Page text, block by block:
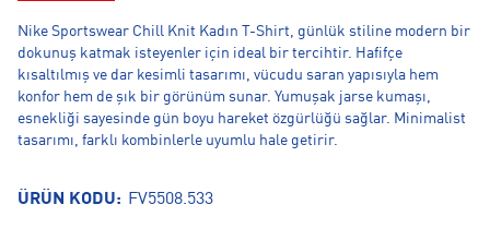
Nike Sportswear Chill Knit Kadın T-Shirt, günlük stiline modern bir
dokunuş katmak isteyenler için ideal bir tercihtir. Hafifçe
kısaltılmış ve dar kesimli tasarımı, vücudu saran yapısıyla hem
konfor hem de şık bir görünüm sunar. Yumuşak jarse kumaşı,
esnekliği sayesinde gün boyu hareket özgürlüğü sağlar. Minimalist
tasarımı, farklı kombinlerle uyumlu hale getirir.
ÜRÜN KODU: FV5508.533